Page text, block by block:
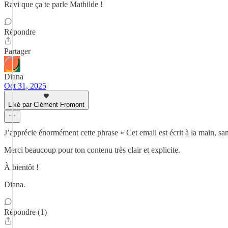
Ravi que ça te parle Mathilde !
Répondre
Partager
Diana
Oct 31, 2025
Liké par Clément Fromont
J’apprécie énormément cette phrase « Cet email est écrit à la main,
Merci beaucoup pour ton contenu très clair et explicite.
À bientôt !
Diana.
Répondre (1)